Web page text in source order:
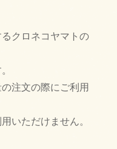
クロネコヤマトの
注文の際にご利用
いただけません。